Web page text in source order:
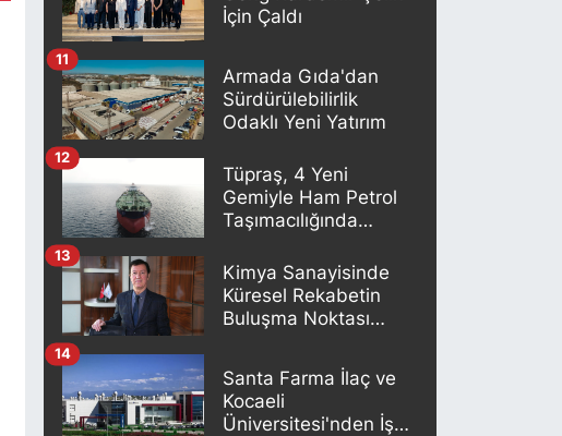
İçin Çaldı
Armada Gıda'dan
Sürdürülebilirlik
Odaklı Yeni Yatırım
11
Tüpraş, 4 Yeni
Gemiyle Ham Petrol
Taşımacılığında
12
Kimya Sanayisinde
Küresel Rekabetin
Buluşma Noktası
13
Santa Farma İlaç ve
Kocaeli
Üniversitesi'nden İş
14